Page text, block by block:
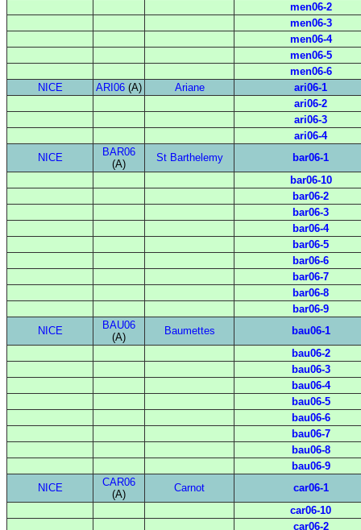
men06-2
men06-3
men06-4
men06-5
men06-6
NICE
ARI06 (A) Ariane
ari06-1
ari06-2
ari06-3
ari06-4
NICE
BAR06
(A)
St Barthelemy
bar06-1
bar06-10
bar06-2
bar06-3
bar06-4
bar06-5
bar06-6
bar06-7
bar06-8
bar06-9
NICE
BAU06
(A)
Baumettes
bau06-1
bau06-2
bau06-3
bau06-4
bau06-5
bau06-6
bau06-7
bau06-8
bau06-9
NICE
CAR06
(A)
Carnot
car06-1
car06-10
car06-2